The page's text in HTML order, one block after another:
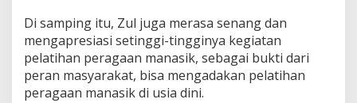
Di samping itu, Zul juga merasa senang dan
mengapresiasi setinggi-tingginya kegiatan
pelatihan peragaan manasik, sebagai bukti dari
peran masyarakat, bisa mengadakan pelatihan
peragaan manasik di usia dini.